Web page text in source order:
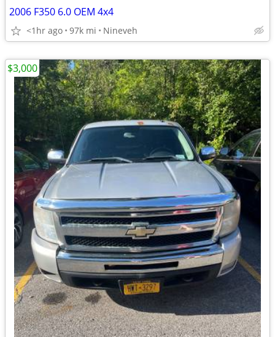
2006 F350 6.0 OEM 4x4
<1hr ago 97k mi Nineveh
$3,000